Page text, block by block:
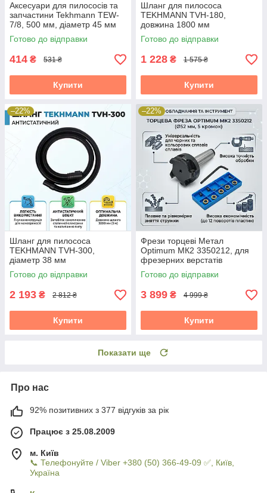
Аксесуари для пилососів та
запчастини Tekhmann TEW-
7/8, 500 мм, діаметр 45 мм
Готово до відправки
414 ₴ 531 ₴
Купити
Шланг для пилососа
TEKHMANN TVH-180,
довжина 1800 мм
Готово до відправки
1 228 ₴ 1 575 ₴
Купити
–22%
Шланг для пилососа
TEKHMANN TVH-300,
діаметр 38 мм
Готово до відправки
2 193 ₴ 2 812 ₴
Купити
–22%
Фрези торцеві Метал
Optimum МК2 3350212, для
фрезерних верстатів
Готово до відправки
3 899 ₴ 4 999 ₴
Купити
Показати ще
Про нас
92% позитивних з 377 відгуків за рік
Працює з 25.08.2009
м. Київ
📞 Телефонуйте / Viber +380 (50) 366-49-09 ✅, Київ,
Україна